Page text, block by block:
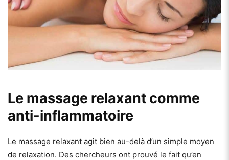
Le massage relaxant comme
anti-inflammatoire
Le massage relaxant agit bien au-delà d’un simple moyen
de relaxation. Des chercheurs ont prouvé le fait qu’en